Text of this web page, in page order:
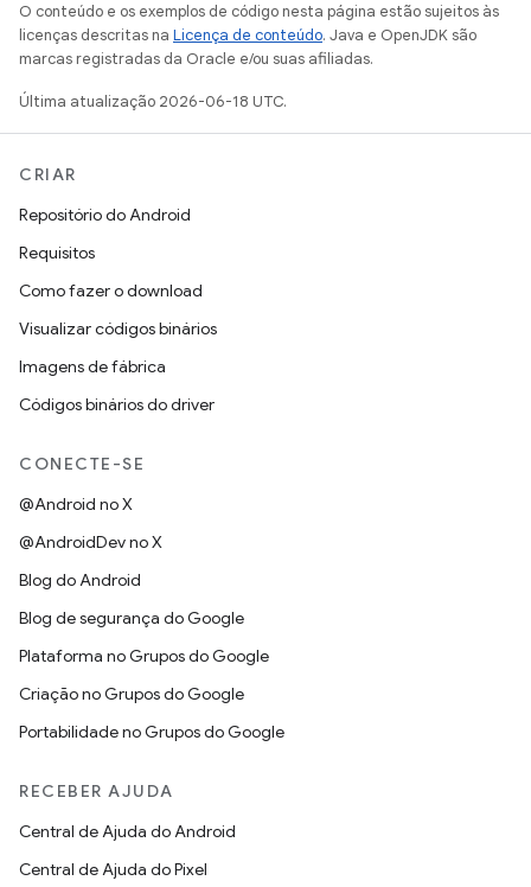
O conteúdo e os exemplos de código nesta página estão sujeitos às
licenças descritas na Licença de conteúdo. Java e OpenJDK são
marcas registradas da Oracle e/ou suas afiliadas.
Última atualização 2026-06-18 UTC.
CRIAR
Repositório do Android
Requisitos
Como fazer o download
Visualizar códigos binários
Imagens de fábrica
Códigos binários do driver
CONECTE-SE
@Android no X
@AndroidDev no X
Blog do Android
Blog de segurança do Google
Plataforma no Grupos do Google
Criação no Grupos do Google
Portabilidade no Grupos do Google
RECEBER AJUDA
Central de Ajuda do Android
Central de Ajuda do Pixel